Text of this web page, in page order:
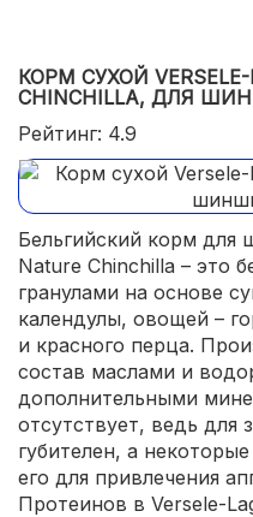
КОРМ СУХОЙ VERSELE-
CHINCHILLA, ДЛЯ
Рейтинг: 4.9
Бельгийский корм для
Nature Chinchilla – это
гранулами на основе
календулы, овощей –
и красного перца.
состав маслами и
дополнительными
отсутствует, ведь
губителен, а
его для привлечения
Протеинов в Versele-